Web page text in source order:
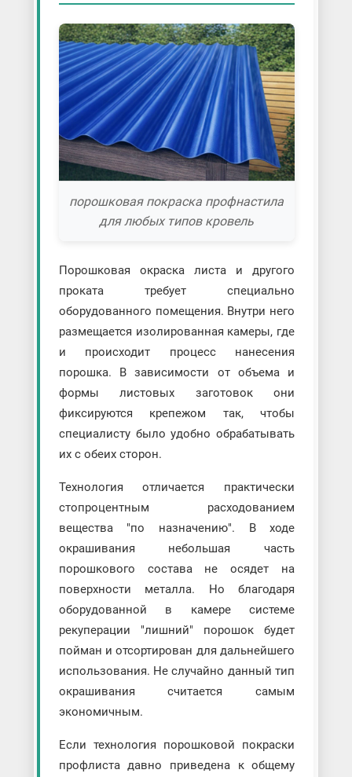
порошковая покраска профнастила
для любых типов кровель
Порошковая окраска листа и другого
проката требует специально
оборудованного помещения. Внутри него
размещается изолированная камеры, где
и происходит процесс нанесения
порошка. В зависимости от объема и
формы листовых заготовок они
фиксируются крепежом так, чтобы
специалисту было удобно обрабатывать
их с обеих сторон.
Технология отличается практически
стопроцентным расходованием
вещества "по назначению". В ходе
окрашивания небольшая часть
порошкового состава не осядет на
поверхности металла. Но благодаря
оборудованной в камере системе
рекуперации "лишний" порошок будет
пойман и отсортирован для дальнейшего
использования. Не случайно данный тип
окрашивания считается самым
экономичным.
Если технология порошковой покраски
профлиста давно приведена к общему